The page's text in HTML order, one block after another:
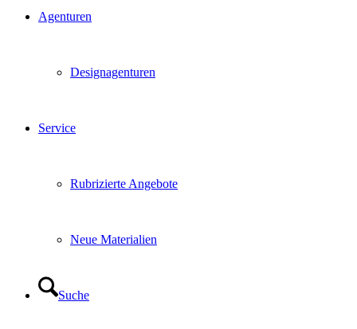
Agenturen
Designagenturen
Service
Rubrizierte Angebote
Neue Materialien
Suche